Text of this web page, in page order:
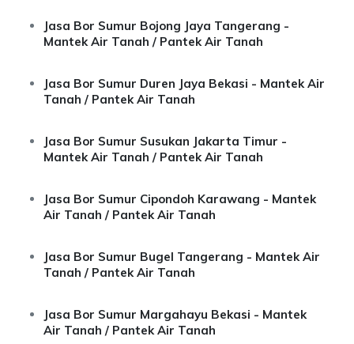
Jasa Bor Sumur Bojong Jaya Tangerang -
Mantek Air Tanah / Pantek Air Tanah
Jasa Bor Sumur Duren Jaya Bekasi - Mantek Air
Tanah / Pantek Air Tanah
Jasa Bor Sumur Susukan Jakarta Timur -
Mantek Air Tanah / Pantek Air Tanah
Jasa Bor Sumur Cipondoh Karawang - Mantek
Air Tanah / Pantek Air Tanah
Jasa Bor Sumur Bugel Tangerang - Mantek Air
Tanah / Pantek Air Tanah
Jasa Bor Sumur Margahayu Bekasi - Mantek
Air Tanah / Pantek Air Tanah